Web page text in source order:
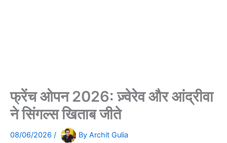
फ्रेंच ओपन 2026: ज़्वेरेव और आंद्रीवा
ने सिंगल्स खिताब जीते
08/06/2026 / By Archit Gulia